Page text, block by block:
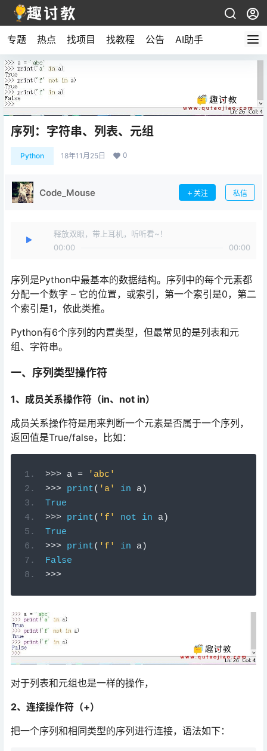
专题 热点 找项目 找教程 公告 AI助手
序列：字符串、列表、元组
Python 18年11月25日 0
Code_Mouse 关注 私信
释放双眼，带上耳机，听听看~！
00:00
00:00
序列是Python中最基本的数据结构。序列中的每个元素都
分配一个数字 – 它的位置，或索引，第一个索引是0，第二
个索引是1，依此类推。
Python有6个序列的内置类型，但最常见的是列表和元
组、字符串。
一、序列类型操作符
1、成员关系操作符（in、not in）
成员关系操作符是用来判断一个元素是否属于一个序列，
返回值是True/false，比如：
>>> a =
'abc'
>>> print( 'a' in a)
True
>>> print( 'f' not in a)
True
>>> print( 'f' in a)
False
>>>
对于列表和元组也是一样的操作，
2、连接操作符（+）
把一个序列和相同类型的序列进行连接，语法如下：